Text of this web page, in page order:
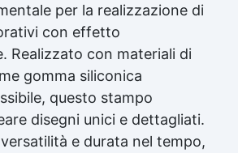
per la realizzazione di
con effetto
Realizzato con materiali di
gomma siliconica
questo stampo
disegni unici e dettagliati.
e durata nel tempo,